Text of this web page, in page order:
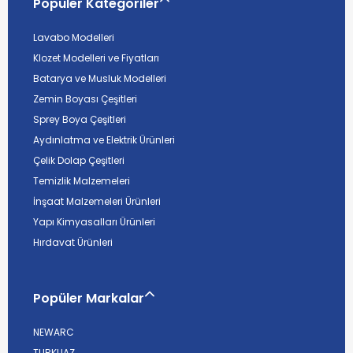
Lavabo Modelleri
Klozet Modelleri ve Fiyatları
Batarya ve Musluk Modelleri
Zemin Boyası Çeşitleri
Sprey Boya Çeşitleri
Aydınlatma ve Elektrik Ürünleri
Çelik Dolap Çeşitleri
Temizlik Malzemeleri
İnşaat Malzemeleri Ürünleri
Yapı Kimyasalları Ürünleri
Hırdavat Ürünleri
Popüler Markalar
NEWARC